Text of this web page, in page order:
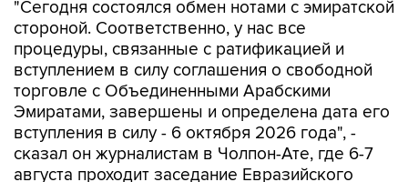
процедуры, связанные с ратификацией и
вступлением в силу соглашения о свободной
торговле с Объединенными Арабскими
Эмиратами, завершены и определена дата его
вступления в силу - 6 октября 2026 года", -
сказал он журналистам в Чолпон-Ате, где 6-7
августа проходит заседание Евразийского
межправсовета.